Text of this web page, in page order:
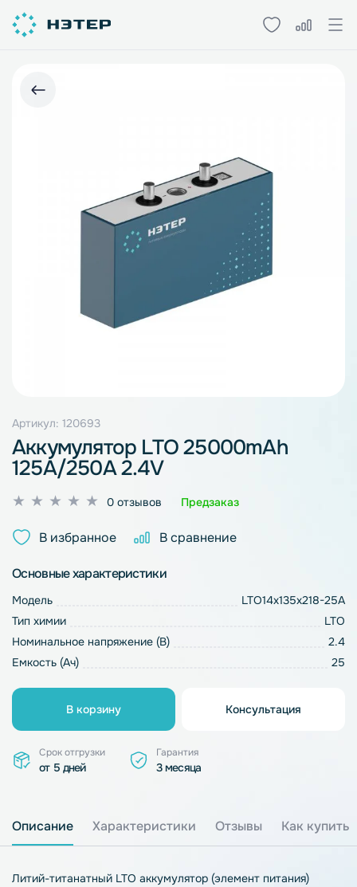
Артикул: 120693
Аккумулятор LTO 25000mAh
125A/250A 2.4V
Оценка
из
0 отзывов Предзаказ
В избранное В сравнение
Основные характеристики
Модель
LTO14x135x218-25A
Тип химии
LTO
Номинальное напряжение (В)
2.4
Емкость (Ач)
25
В корзину Консультация
Срок отгрузки
от 5 дней
Гарантия
3 месяца
Описание Характеристики Отзывы Как купить
Литий-титанатный LTO аккумулятор (элемент питания)